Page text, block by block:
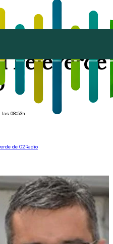
Pejeverde
las 08:53h
de O2Radio